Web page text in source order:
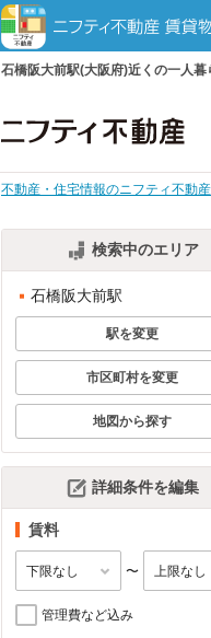
石橋阪大前駅(大阪府)近くの一人
不動産・住宅情報のニフティ不動産
検索中のエリア
石橋阪大前駅
駅を変更
市区町村を変更
地図から探す
詳細条件を編集
賃料
〜
管理費など込み